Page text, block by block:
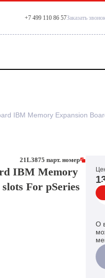
+7 499 110 86 57Заказать
21L3875 парт. номер
IBM Memory
For pSeries
О